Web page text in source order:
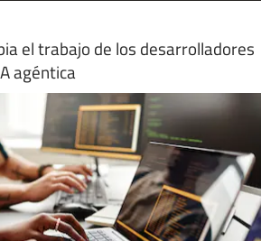
el trabajo de los desarrolladores
agéntica